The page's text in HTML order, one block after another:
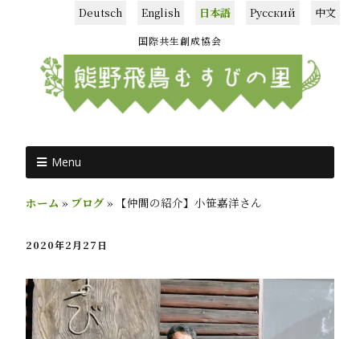
Deutsch English 日本語 Русский 中文
国際共生創成協会
Menu
ホーム » ブログ » 【仲間の紹介】小笹嘉洋さん
2020年2月27日